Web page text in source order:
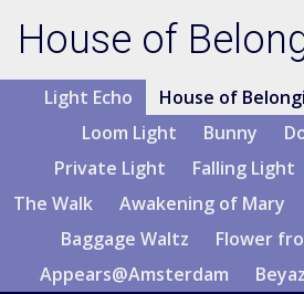
House of
Light Echo House of
Loom Light
Bunny
Private Light
Falling Light
The Walk
Awakening of Mary
Baggage Waltz
Flower
Appears@Amsterdam